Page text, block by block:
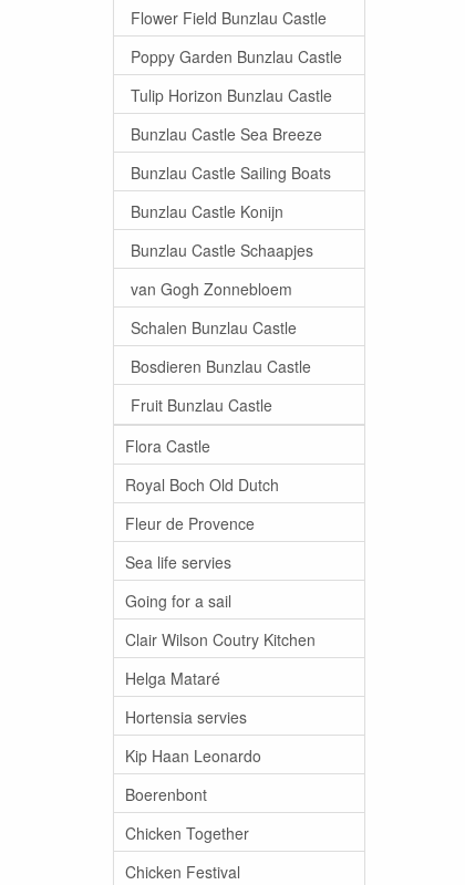
Flower Field Bunzlau Castle
Poppy Garden Bunzlau Castle
Tulip Horizon Bunzlau Castle
Bunzlau Castle Sea Breeze
Bunzlau Castle Sailing Boats
Bunzlau Castle Konijn
Bunzlau Castle Schaapjes
van Gogh Zonnebloem
Schalen Bunzlau Castle
Bosdieren Bunzlau Castle
Fruit Bunzlau Castle
Flora Castle
Royal Boch Old Dutch
Fleur de Provence
Sea life servies
Going for a sail
Clair Wilson Coutry Kitchen
Helga Mataré
Hortensia servies
Kip Haan Leonardo
Boerenbont
Chicken Together
Chicken Festival